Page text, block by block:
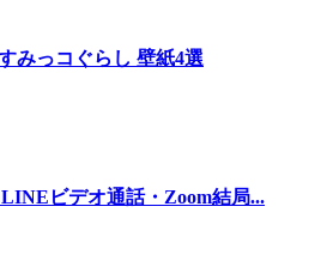
みっコぐらし 壁紙4選
LINEビデオ通話・Zoom結局...